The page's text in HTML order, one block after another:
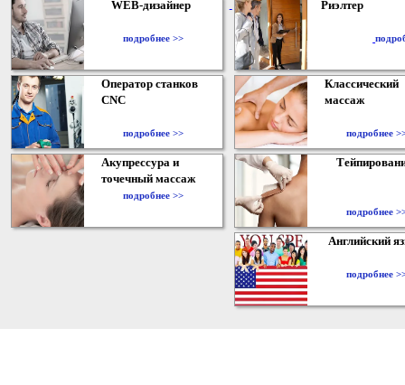
WEB-дизайнер
подробнее >>
Риэлтер
Оператор станков
CNC
подробнее >>
Классический
массаж
подробнее
Акупрессура и
точечный массаж
подробнее >>
подробнее
Английский
подробнее